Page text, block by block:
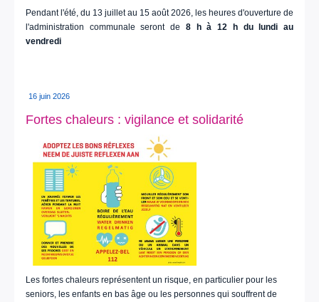
Pendant l'été, du 13 juillet au 15 août 2026, les heures d'ouverture de
l'administration communale seront de 8 h à 12 h du lundi au
vendredi
16 juin 2026
Fortes chaleurs : vigilance et solidarité
Les fortes chaleurs représentent un risque, en particulier pour les
seniors, les enfants en bas âge ou les personnes qui souffrent de